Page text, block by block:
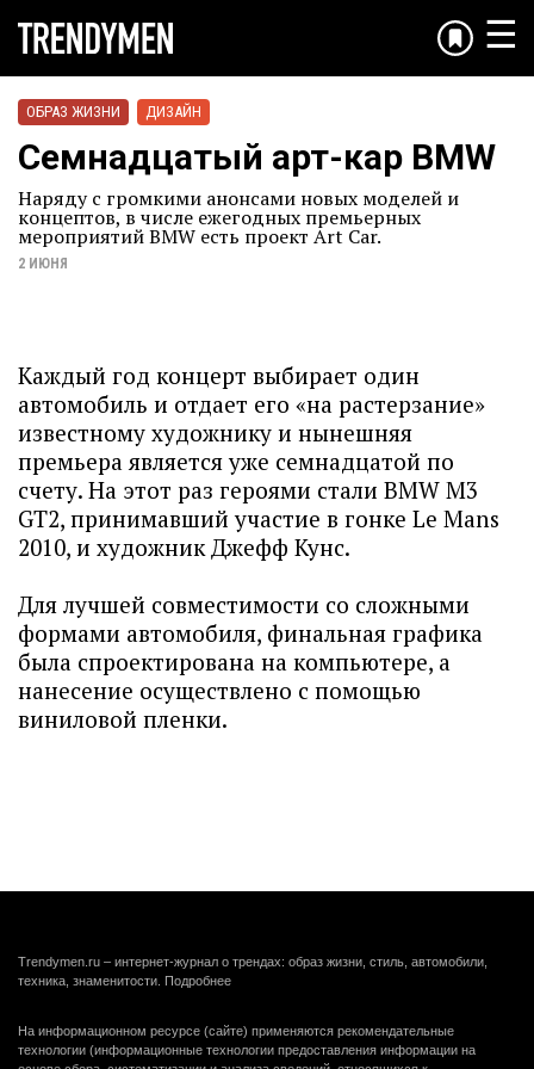
☰
ОБРАЗ ЖИЗНИ ДИЗАЙН
Семнадцатый арт-кар BMW
Наряду с громкими анонсами новых моделей и
концептов, в числе ежегодных премьерных
мероприятий BMW есть проект Art Car.
2 ИЮНЯ
Каждый год концерт выбирает один
автомобиль и отдает его «на растерзание»
известному художнику и нынешняя
премьера является уже семнадцатой по
счету. На этот раз героями стали BMW M3
GT2, принимавший участие в гонке Le Mans
2010, и художник Джефф Кунс.
Для лучшей совместимости со сложными
формами автомобиля, финальная графика
была спроектирована на компьютере, а
нанесение осуществлено с помощью
виниловой пленки.
Trendymen.ru – интернет-журнал о трендах: образ жизни, стиль, автомобили,
техника, знаменитости. Подробнее
На информационном ресурсе (сайте) применяются рекомендательные
технологии (информационные технологии предоставления информации на